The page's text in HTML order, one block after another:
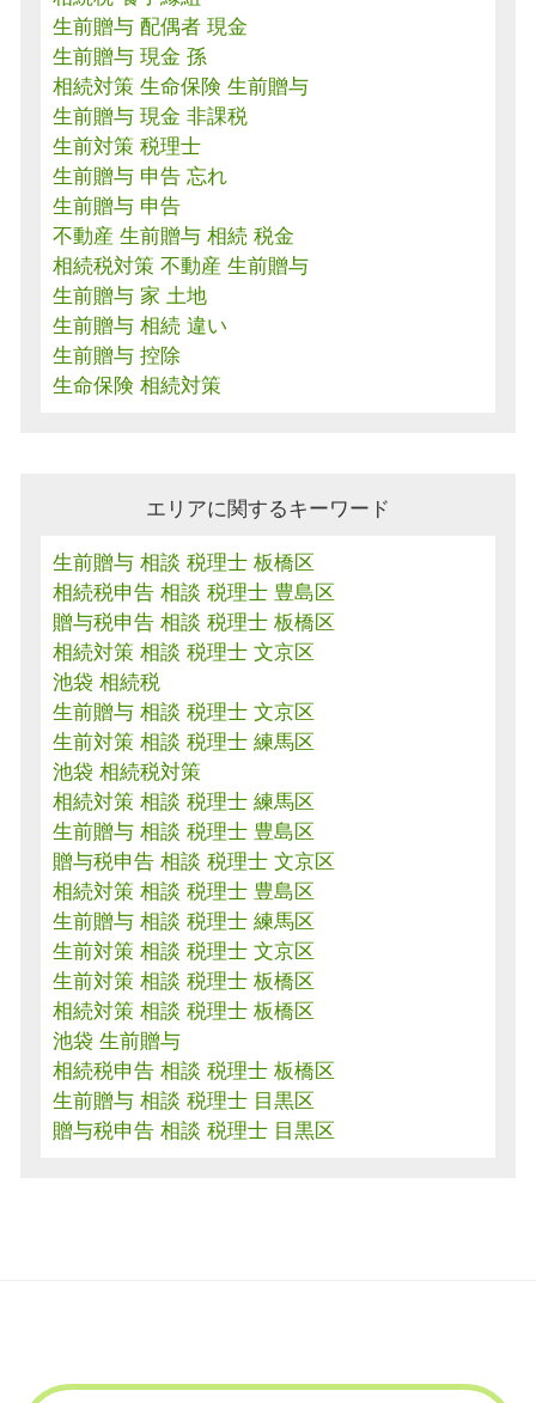
生前贈与 配偶者 現金
生前贈与 現金 孫
相続対策 生命保険 生前贈与
生前贈与 現金 非課税
生前対策 税理士
生前贈与 申告 忘れ
生前贈与 申告
不動産 生前贈与 相続 税金
相続税対策 不動産 生前贈与
生前贈与 家 土地
生前贈与 相続 違い
生前贈与 控除
生命保険 相続対策
エリアに関するキーワード
生前贈与 相談 税理士 板橋区
相続税申告 相談 税理士 豊島区
贈与税申告 相談 税理士 板橋区
相続対策 相談 税理士 文京区
池袋 相続税
生前贈与 相談 税理士 文京区
生前対策 相談 税理士 練馬区
池袋 相続税対策
相続対策 相談 税理士 練馬区
生前贈与 相談 税理士 豊島区
贈与税申告 相談 税理士 文京区
相続対策 相談 税理士 豊島区
生前贈与 相談 税理士 練馬区
生前対策 相談 税理士 文京区
生前対策 相談 税理士 板橋区
相続対策 相談 税理士 板橋区
池袋 生前贈与
相続税申告 相談 税理士 板橋区
生前贈与 相談 税理士 目黒区
贈与税申告 相談 税理士 目黒区